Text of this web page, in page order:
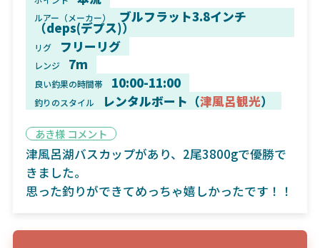
ルアー（メーカー） ブルフラット3.8インチ
（deps(デプス)）
リグ フリーリグ
レンジ 7m
良い釣果の時間帯 10:00-11:00
釣りのスタイル レンタルボート（津風呂観光）
あき様 コメント
津風呂湖バスカップがあり、2尾3800gで優勝で
きました。
思った釣りができてめっちゃ嬉しかったです！！